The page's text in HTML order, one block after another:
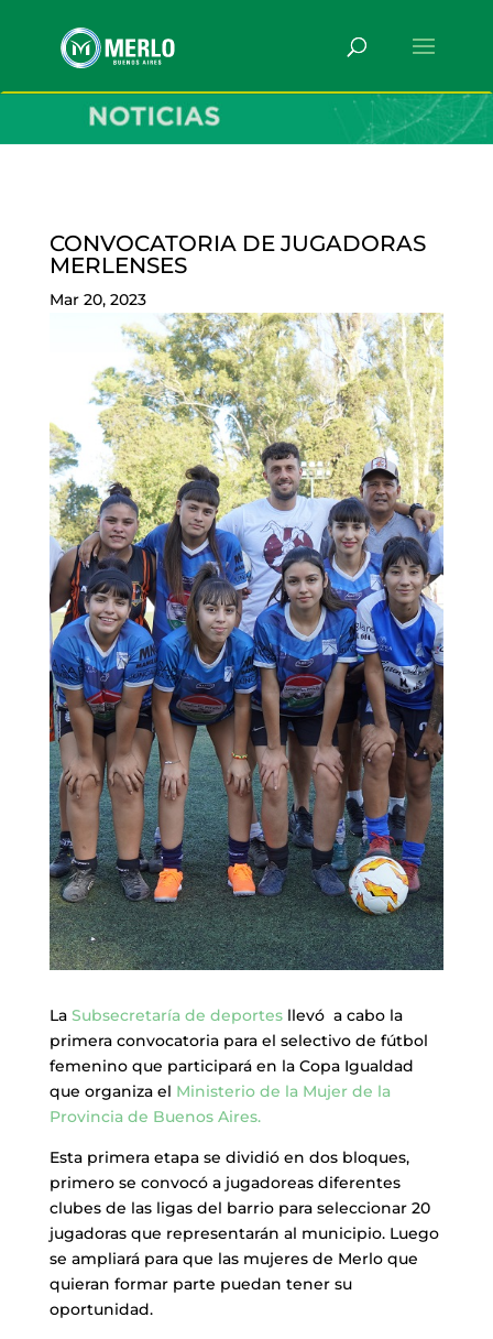
CONVOCATORIA DE JUGADORAS
MERLENSES
Mar 20, 2023
La Subsecretaría de deportesllevó a cabo la
primera convocatoria para el selectivo de fútbol
femenino que participará en la Copa Igualdad
que organiza el Ministerio de la Mujer de la
Provincia de Buenos Aires.
Esta primera etapa se dividió en dos bloques,
primero se convocó a jugadoreas diferentes
clubes de las ligas del barrio para seleccionar 20
jugadoras que representarán al municipio. Luego
se ampliará para que las mujeres de Merlo que
quieran formar parte puedan tener su
oportunidad.